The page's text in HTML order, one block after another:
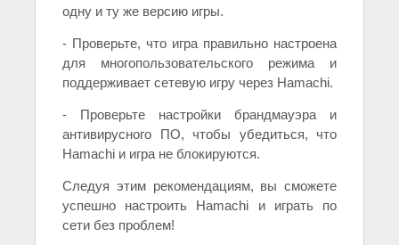
одну и ту же версию игры.
- Проверьте, что игра правильно настроена
для многопользовательского режима и
поддерживает сетевую игру через Hamachi.
- Проверьте настройки брандмауэра и
антивирусного ПО, чтобы убедиться, что
Hamachi и игра не блокируются.
Следуя этим рекомендациям, вы сможете
успешно настроить Hamachi и играть по
сети без проблем!